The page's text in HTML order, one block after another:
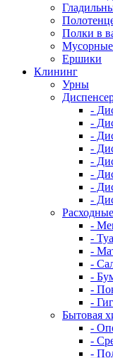
Полки в
Мусорные
Ершики
Клининг
Урны
-
-
-
-
-
-
-
-
-
-
-
-
-
-
-
Бытовая
-
-
-